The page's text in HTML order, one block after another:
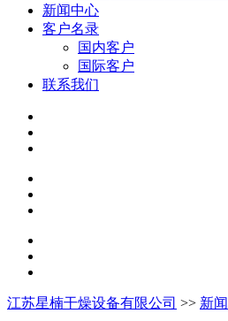
新闻中心
客户名录
国内客户
国际客户
联系我们
江苏星楠干燥设备有限公司 >> 新